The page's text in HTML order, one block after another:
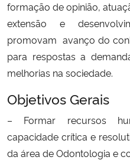
formação de opinião,
extensão e
promovam avanço do
para respostas a
melhorias na sociedade.
Objetivos Gerais
– Formar recursos
capacidade crítica e
da área de Odontologia e